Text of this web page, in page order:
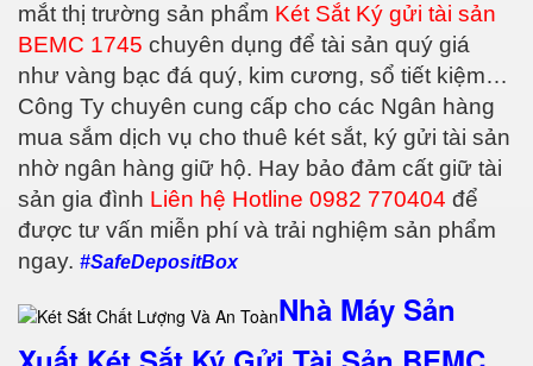
mắt thị trường sản phẩm Két Sắt Ký gửi tài sản
BEMC 1745 chuyên dụng để tài sản quý giá
như vàng bạc đá quý, kim cương, sổ tiết kiệm…
Công Ty chuyên cung cấp cho các Ngân hàng
mua sắm dịch vụ cho thuê két sắt, ký gửi tài sản
nhờ ngân hàng giữ hộ. Hay bảo đảm cất giữ tài
sản gia đình Liên hệ Hotline 0982 770404 để
được tư vấn miễn phí và trải nghiệm sản phẩm
ngay. #SafeDepositBox
Nhà Máy Sản